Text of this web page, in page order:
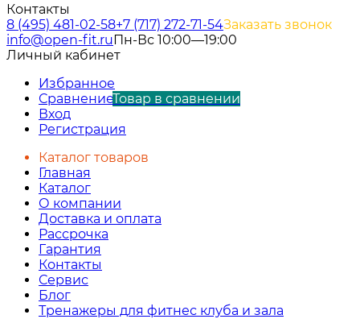
Контакты
8 (495) 481-02-58+7 (717) 272-71-54Заказать звонок
info@open-fit.ruПн-Вс 10:00—19:00
Личный кабинет
Избранное
СравнениеТовар в сравнении
Вход
Регистрация
Каталог товаров
Главная
Каталог
О компании
Доставка и оплата
Рассрочка
Гарантия
Контакты
Сервис
Блог
Тренажеры для фитнес клуба и зала